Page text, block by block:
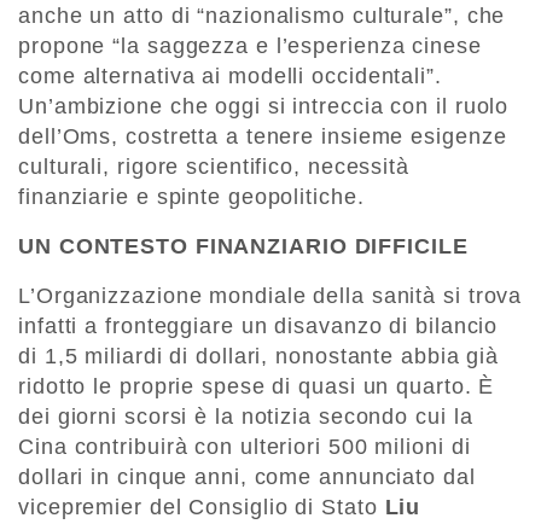
anche un atto di “nazionalismo culturale”, che
propone “la saggezza e l’esperienza cinese
come alternativa ai modelli occidentali”.
Un’ambizione che oggi si intreccia con il ruolo
dell’Oms, costretta a tenere insieme esigenze
culturali, rigore scientifico, necessità
finanziarie e spinte geopolitiche.
UN CONTESTO FINANZIARIO DIFFICILE
L’Organizzazione mondiale della sanità si trova
infatti a fronteggiare un disavanzo di bilancio
di 1,5 miliardi di dollari, nonostante abbia già
ridotto le proprie spese di quasi un quarto. È
dei giorni scorsi è la notizia secondo cui la
Cina contribuirà con ulteriori 500 milioni di
dollari in cinque anni, come annunciato dal
vicepremier del Consiglio di Stato Liu